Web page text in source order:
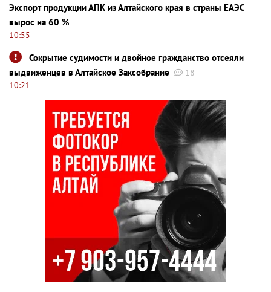
Экспорт продукции АПК из Алтайского края в страны ЕАЭС
вырос на 60 %
10:55
Сокрытие судимости и двойное гражданство отсеяли
выдвиженцев в Алтайское Заксобрание
18
10:21